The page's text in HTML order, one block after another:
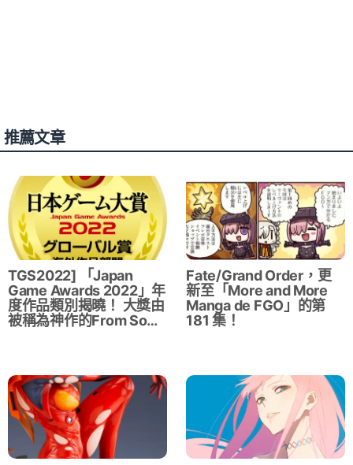
推薦文章
TGS2022] 「Japan
Game Awards 2022」年
度作品類別揭曉！ 大獎由
被稱為神作的From So…
Fate/Grand Order，更
新至「More and More
Manga de FGO」的第
181 集！